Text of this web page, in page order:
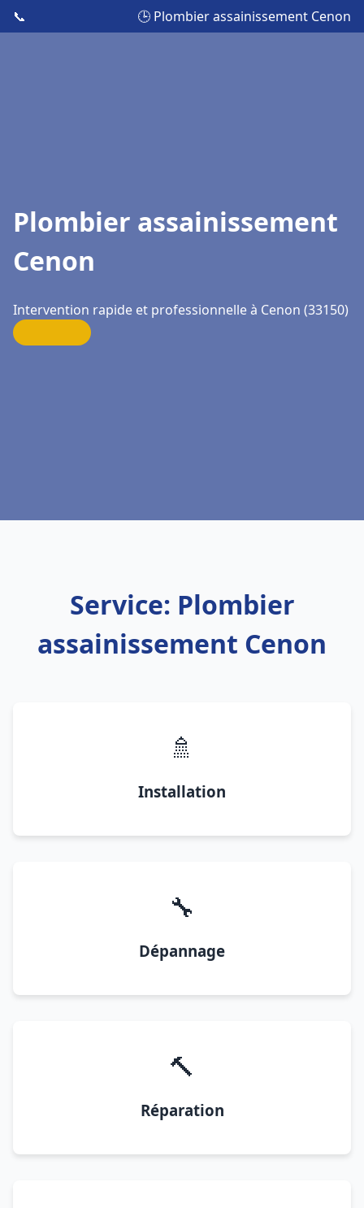
📞 🕒 Plombier assainissement Cenon
Plombier assainissement
Cenon
Intervention rapide et professionnelle à Cenon (33150)
Service: Plombier
assainissement Cenon
🚿
Installation
🔧
Dépannage
🔨
Réparation